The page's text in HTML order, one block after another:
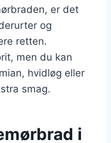
er det
og
retten.
men du kan
hvidløg eller
smag.
i